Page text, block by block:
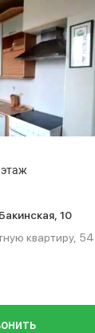
10
квартиру, 54